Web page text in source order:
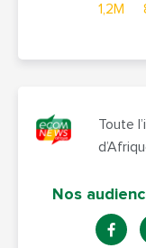
1,2M
Toute
Nos